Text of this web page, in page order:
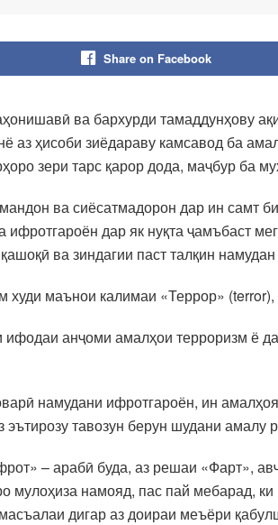
Share on Facebook
ва бархурди тамаддунҳову
аз ҳисоби зиёдараву камсавод ба
зери тарс қарор дода, маҷбур ба
ва сиёсатмадорон дар ин самт
ифротгароён дар як нуқта ҷамъбаст
ва зиндагии паст талқин
худи маънои калимаи «Террор»
ифодаи анҷоми амалҳои терроризм ё
намудани ифротгароён, ин
эътирозу тавозун берун шудани
– арабӣ буда, аз решаи «Фарт»,
мулоҳиза намояд, пас пай мебарад,
дигар аз доираи меъёри